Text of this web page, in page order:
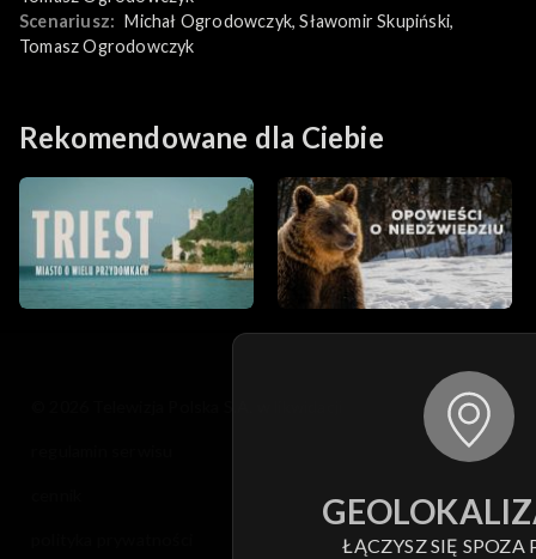
Scenariusz: Michał Ogrodowczyk, Sławomir Skupiński,
Tomasz Ogrodowczyk
Rekomendowane dla Ciebie
ŁĄCZYSZ SIĘ SPOZA